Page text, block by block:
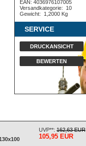
EAN: 4036976107005
Versandkategorie:
10
Gewicht:
1,2000 Kg
SERVICE
DRUCKANSICHT
BEWERTEN
UVP**: 162,63 EUR
105,95 EUR